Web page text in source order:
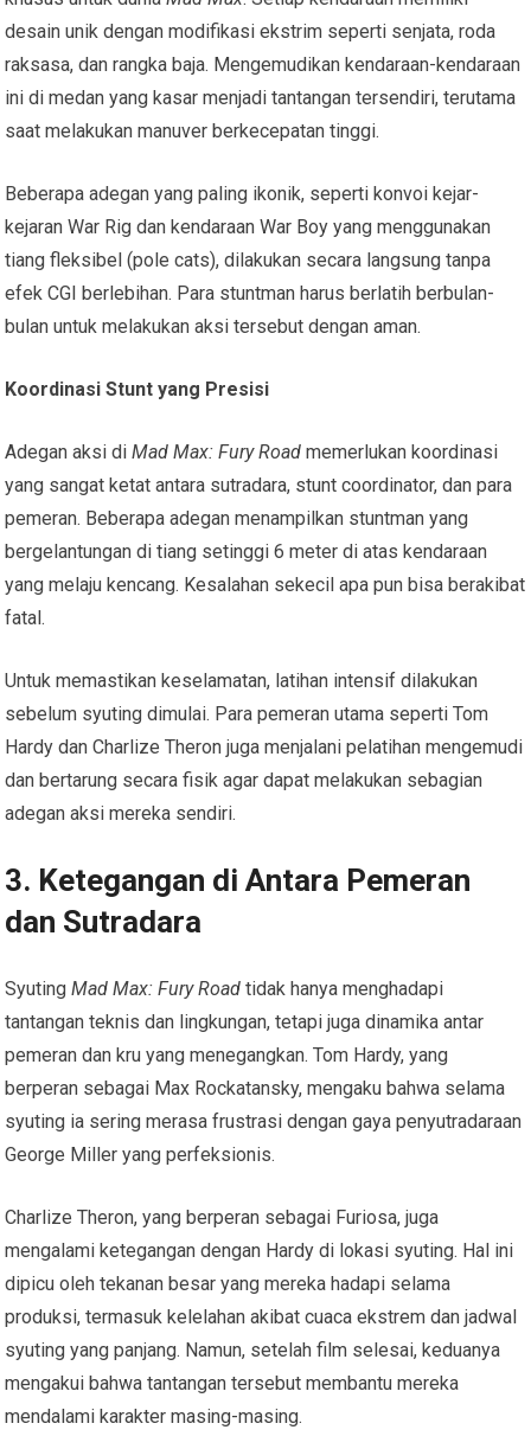
desain unik dengan modifikasi ekstrim seperti senjata, roda
raksasa, dan rangka baja. Mengemudikan kendaraan-kendaraan
ini di medan yang kasar menjadi tantangan tersendiri, terutama
saat melakukan manuver berkecepatan tinggi.
Beberapa adegan yang paling ikonik, seperti konvoi kejar-
kejaran War Rig dan kendaraan War Boy yang menggunakan
tiang fleksibel (pole cats), dilakukan secara langsung tanpa
efek CGI berlebihan. Para stuntman harus berlatih berbulan-
bulan untuk melakukan aksi tersebut dengan aman.
Koordinasi Stunt yang Presisi
Adegan aksi diMad Max: Fury Road memerlukan koordinasi
yang sangat ketat antara sutradara, stunt coordinator, dan para
pemeran. Beberapa adegan menampilkan stuntman yang
bergelantungan di tiang setinggi 6 meter di atas kendaraan
yang melaju kencang. Kesalahan sekecil apa pun bisa berakibat
fatal.
Untuk memastikan keselamatan, latihan intensif dilakukan
sebelum syuting dimulai. Para pemeran utama seperti Tom
Hardy dan Charlize Theron juga menjalani pelatihan mengemudi
dan bertarung secara fisik agar dapat melakukan sebagian
adegan aksi mereka sendiri.
3. Ketegangan di Antara Pemeran
dan Sutradara
SyutingMad Max: Fury Road tidak hanya menghadapi
tantangan teknis dan lingkungan, tetapi juga dinamika antar
pemeran dan kru yang menegangkan. Tom Hardy, yang
berperan sebagai Max Rockatansky, mengaku bahwa selama
syuting ia sering merasa frustrasi dengan gaya penyutradaraan
George Miller yang perfeksionis.
Charlize Theron, yang berperan sebagai Furiosa, juga
mengalami ketegangan dengan Hardy di lokasi syuting. Hal ini
dipicu oleh tekanan besar yang mereka hadapi selama
produksi, termasuk kelelahan akibat cuaca ekstrem dan jadwal
syuting yang panjang. Namun, setelah film selesai, keduanya
mengakui bahwa tantangan tersebut membantu mereka
mendalami karakter masing-masing.